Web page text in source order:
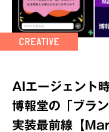
AIエージェント
博報堂の「ブラ
実装最前線【